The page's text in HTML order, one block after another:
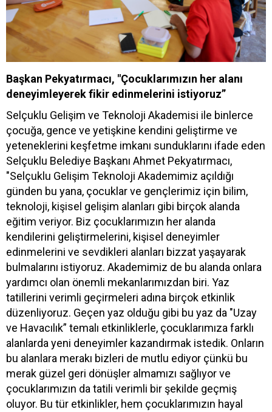
Başkan Pekyatırmacı, "Çocuklarımızın her alanı
deneyimleyerek fikir edinmelerini istiyoruz”
Selçuklu Gelişim ve Teknoloji Akademisi ile binlerce
çocuğa, gence ve yetişkine kendini geliştirme ve
yeteneklerini keşfetme imkanı sunduklarını ifade eden
Selçuklu Belediye Başkanı Ahmet Pekyatırmacı,
"Selçuklu Gelişim Teknoloji Akademimiz açıldığı
günden bu yana, çocuklar ve gençlerimiz için bilim,
teknoloji, kişisel gelişim alanları gibi birçok alanda
eğitim veriyor. Biz çocuklarımızın her alanda
kendilerini geliştirmelerini, kişisel deneyimler
edinmelerini ve sevdikleri alanları bizzat yaşayarak
bulmalarını istiyoruz. Akademimiz de bu alanda onlara
yardımcı olan önemli mekanlarımızdan biri. Yaz
tatillerini verimli geçirmeleri adına birçok etkinlik
düzenliyoruz. Geçen yaz olduğu gibi bu yaz da "Uzay
ve Havacılık” temalı etkinliklerle, çocuklarımıza farklı
alanlarda yeni deneyimler kazandırmak istedik. Onların
bu alanlara merakı bizleri de mutlu ediyor çünkü bu
merak güzel geri dönüşler almamızı sağlıyor ve
çocuklarımızın da tatili verimli bir şekilde geçmiş
oluyor. Bu tür etkinlikler, hem çocuklarımızın hayal